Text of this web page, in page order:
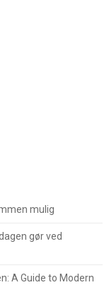
mulig
gør ved
A Guide to Modern